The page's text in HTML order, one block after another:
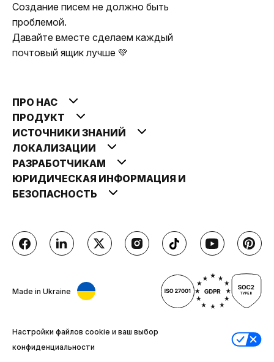
Создание писем не должно быть
проблемой.
Давайте вместе сделаем каждый
почтовый ящик лучше 💚
ПРО НАС
ПРОДУКТ
ИСТОЧНИКИ ЗНАНИЙ
ЛОКАЛИЗАЦИИ
РАЗРАБОТЧИКАМ
ЮРИДИЧЕСКАЯ ИНФОРМАЦИЯ И
БЕЗОПАСНОСТЬ
Made in Ukraine
Настройки файлов cookie и ваш выбор
конфиденциальности